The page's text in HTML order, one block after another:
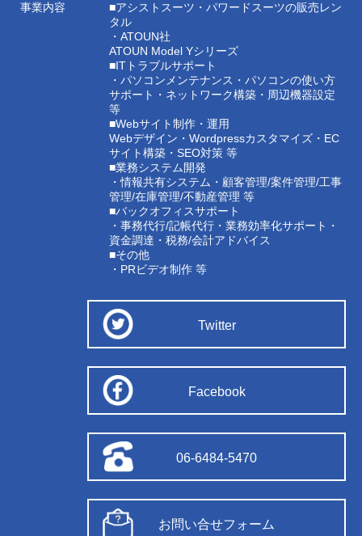
事業内容
■アシストスーツ・パワードスーツの販売レン
タル
・ATOUN社
ATOUN Model Yシリーズ
■ITトラブルサポート
・パソコンメンテナンス・パソコンの使い方
サポート・ネットワーク構築・周辺機器設定
等
■Webサイト制作・運用
Webデザイン・Wordpressカスタマイズ・EC
サイト構築・SEO対策 等
■業務システム開発
・情報共有システム・顧客管理/案件管理/工事
管理/在庫管理/不動産管理 等
■バックオフィスサポート
・事務代行/記帳代行・業務効率化サポート・
資金調達・税務/会計アドバイス
■その他
・PRビデオ制作 等
Twitter
Facebook
06-6484-5470
お問い合せフォーム